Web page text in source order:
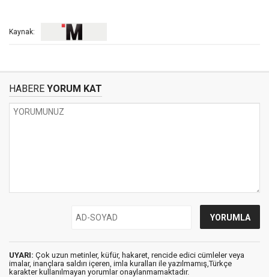
Kaynak:
HABERE YORUM KAT
UYARI: Çok uzun metinler, küfür, hakaret, rencide edici cümleler veya
imalar, inançlara saldırı içeren, imla kuralları ile yazılmamış,Türkçe
karakter kullanılmayan yorumlar onaylanmamaktadır.